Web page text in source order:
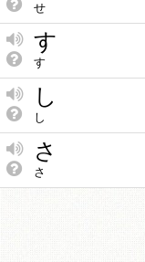
せ
す
す
し
し
さ
さ